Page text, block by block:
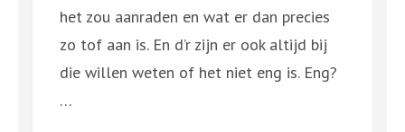
het zou aanraden en wat er dan precies
zo tof aan is. En d’r zijn er ook altijd bij
die willen weten of het niet eng is. Eng?
…